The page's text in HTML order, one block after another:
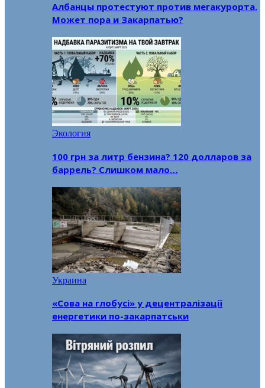
Албанцы протестуют против мегакурорта.
Может пора и Закарпатью?
Экология
100 грн за литр бензина? 120 долларов за
баррель? Слишком мало…
Украина
«Сова на глобусі» у децентралізації
енергетики по-закарпатськи